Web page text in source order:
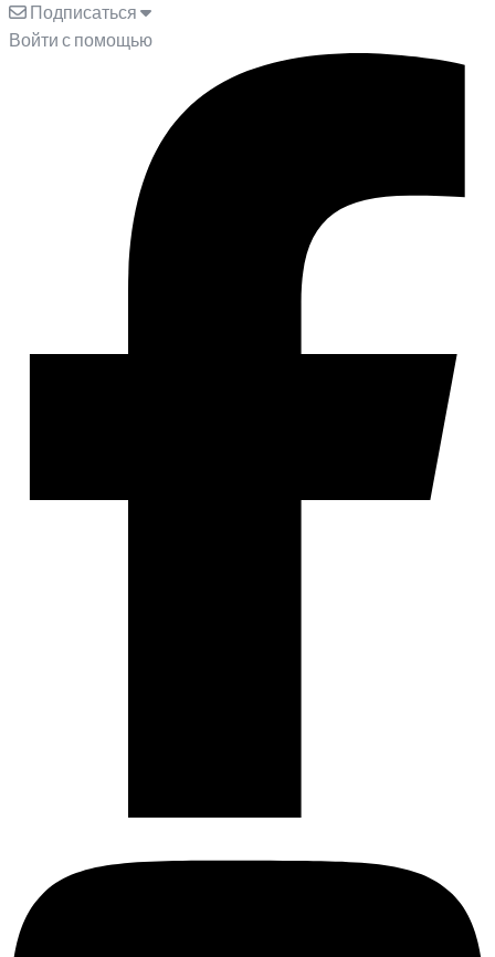
Подписаться
Войти с помощью